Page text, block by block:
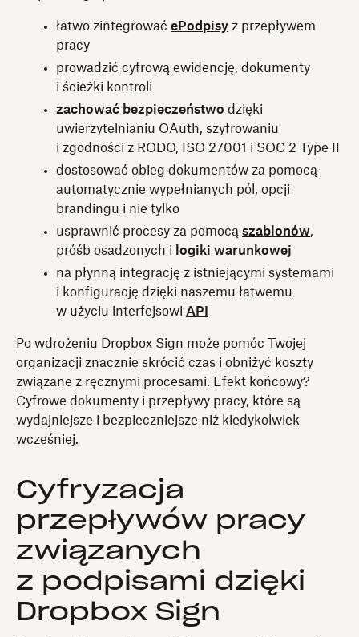
łatwo zintegrować ePodpisy z przepływem
pracy
prowadzić cyfrową ewidencję, dokumenty
i ścieżki kontroli
zachować bezpieczeństwo dzięki
uwierzytelnianiu OAuth, szyfrowaniu
i zgodności z RODO, ISO 27001 i SOC 2 Type II
dostosować obieg dokumentów za pomocą
automatycznie wypełnianych pól, opcji
brandingu i nie tylko
usprawnić procesy za pomocą szablonów,
próśb osadzonych i
logiki warunkowej
na płynną integrację z istniejącymi systemami
i konfigurację dzięki naszemu łatwemu
w użyciu interfejsowi API
Po wdrożeniu Dropbox Sign może pomóc Twojej
organizacji znacznie skrócić czas i obniżyć koszty
związane z ręcznymi procesami. Efekt końcowy?
Cyfrowe dokumenty i przepływy pracy, które są
wydajniejsze i bezpieczniejsze niż kiedykolwiek
wcześniej.
Cyfryzacja
przepływów pracy
związanych
z podpisami dzięki
Dropbox Sign